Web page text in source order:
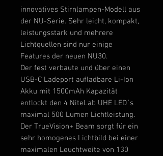
innovatives Stirnlampen-Modell aus
der NU-Serie. Sehr leicht, kompakt,
leistungsstark und mehrere
Lichtquellen sind nur einige
Features der neuen NU30.
Der fest verbaute und über einen
USB-C Ladeport aufladbare Li-Ion
Akku mit 1500mAh Kapazität
entlockt den 4 NiteLab UHE LED´s
maximal 500 Lumen Lichtleistung.
Der TrueVision+ Beam sorgt für ein
sehr homogenes Lichtbild bei einer
maximalen Leuchtweite von 130